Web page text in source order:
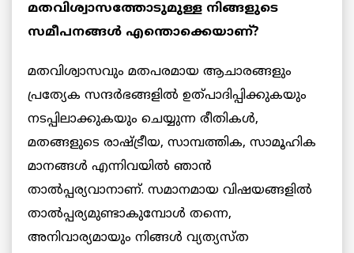
മതവിശ്വാസത്തോടുമുള്ള നിങ്ങളുടെ
സമീപനങ്ങൾ എന്തൊക്കെയാണ്?
മതവിശ്വാസവും മതപരമായ ആചാരങ്ങളും
പ്രത്യേക സന്ദർഭങ്ങളിൽ ഉത്പാദിപ്പിക്കുകയും
നടപ്പിലാക്കുകയും ചെയ്യുന്ന രീതികൾ,
മതങ്ങളുടെ രാഷ്ട്രീയ, സാമ്പത്തിക, സാമൂഹിക
മാനങ്ങൾ എന്നിവയിൽ ഞാൻ
താൽപ്പര്യവാനാണ്. സമാനമായ വിഷയങ്ങളിൽ
താൽപ്പര്യമുണ്ടാകുമ്പോൾ തന്നെ,
അനിവാര്യമായും നിങ്ങൾ വ്യത്യസ്ത